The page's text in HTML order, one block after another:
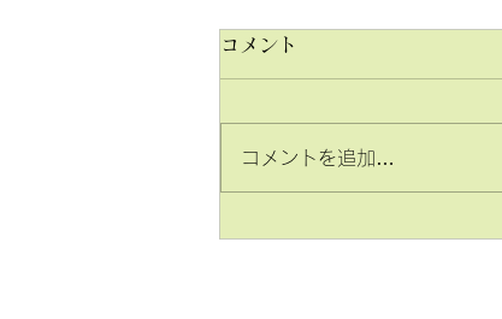
コメント
コメントを追加…